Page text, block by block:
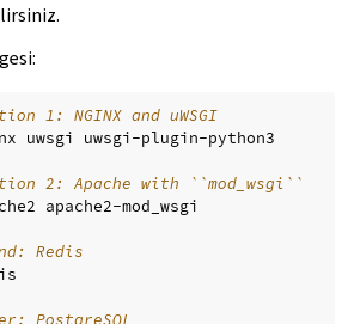
1: NGINX and uWSGI
uwsgi uwsgi-plugin-python3
2: Apache with ``mod_wsgi``
apache2-mod_wsgi
Redis
PostgreSQL